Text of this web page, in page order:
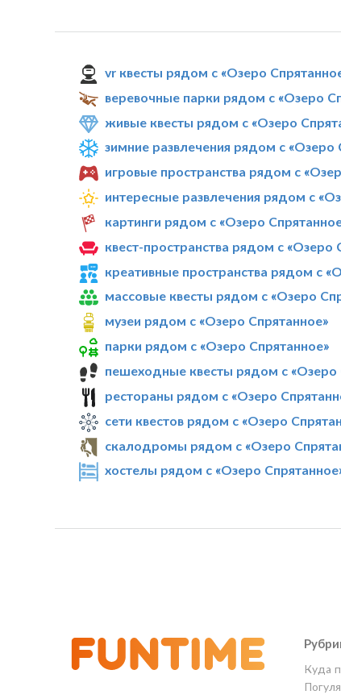
vr квесты рядом с «Озеро
веревочные парки рядом с «Озеро
живые квесты рядом с «Озеро
зимние развлечения рядом с «Озеро
игровые пространства рядом с
интересные развлечения рядом с
картинги рядом с «Озеро
квест-пространства рядом с «Озеро
креативные пространства рядом с
массовые квесты рядом с «Озеро
музеи рядом с «Озеро Спрятанное»
парки рядом с «Озеро Спрятанное»
пешеходные квесты рядом с «Озеро
рестораны рядом с «Озеро
сети квестов рядом с «Озеро
скалодромы рядом с «Озеро
хостелы рядом с «Озеро
Куда